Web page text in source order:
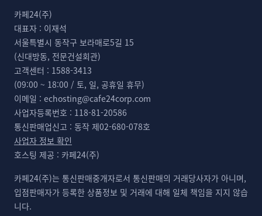
카페24(주)
대표자 : 이재석
서울특별시 동작구 보라매로5길 15
(신대방동, 전문건설회관)
고객센터 : 1588-3413
(09:00 ~ 18:00 / 토, 일, 공휴일 휴무)
이메일 : echosting@cafe24corp.com
사업자등록번호 : 118-81-20586
통신판매업신고 : 동작 제02-680-078호
사업자 정보 확인
호스팅 제공 : 카페24(주)
카페24(주)는 통신판매중개자로서 통신판매의 거래당사자가 아니며,
입점판매자가 등록한 상품정보 및 거래에 대해 일체 책임을 지지 않습
니다.